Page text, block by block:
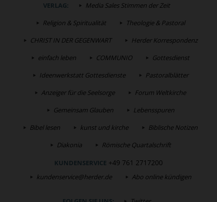
VERLAG:
Media Sales Stimmen der Zeit
Religion & Spiritualität
Theologie & Pastoral
CHRIST IN DER GEGENWART
Herder Korrespondenz
einfach leben
COMMUNIO
Gottesdienst
Ideenwerkstatt Gottesdienste
Pastoralblätter
Anzeiger für die Seelsorge
Forum Weltkirche
Gemeinsam Glauben
Lebensspuren
Bibel lesen
kunst und kirche
Biblische Notizen
Diakonia
Römische Quartalschrift
KUNDENSERVICE +49 761 2717200
kundenservice@herder.de Abo online kündigen